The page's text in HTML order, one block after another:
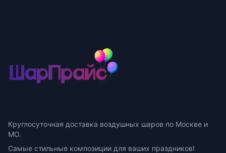
Круглосуточная доставка воздушных шаров по Москве и
МО.
Самые стильные композиции для ваших праздников!